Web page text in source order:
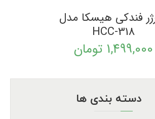
دسته بندی ها
فندکی هیسکا مدل
HCC-318
1,499,000 تومان